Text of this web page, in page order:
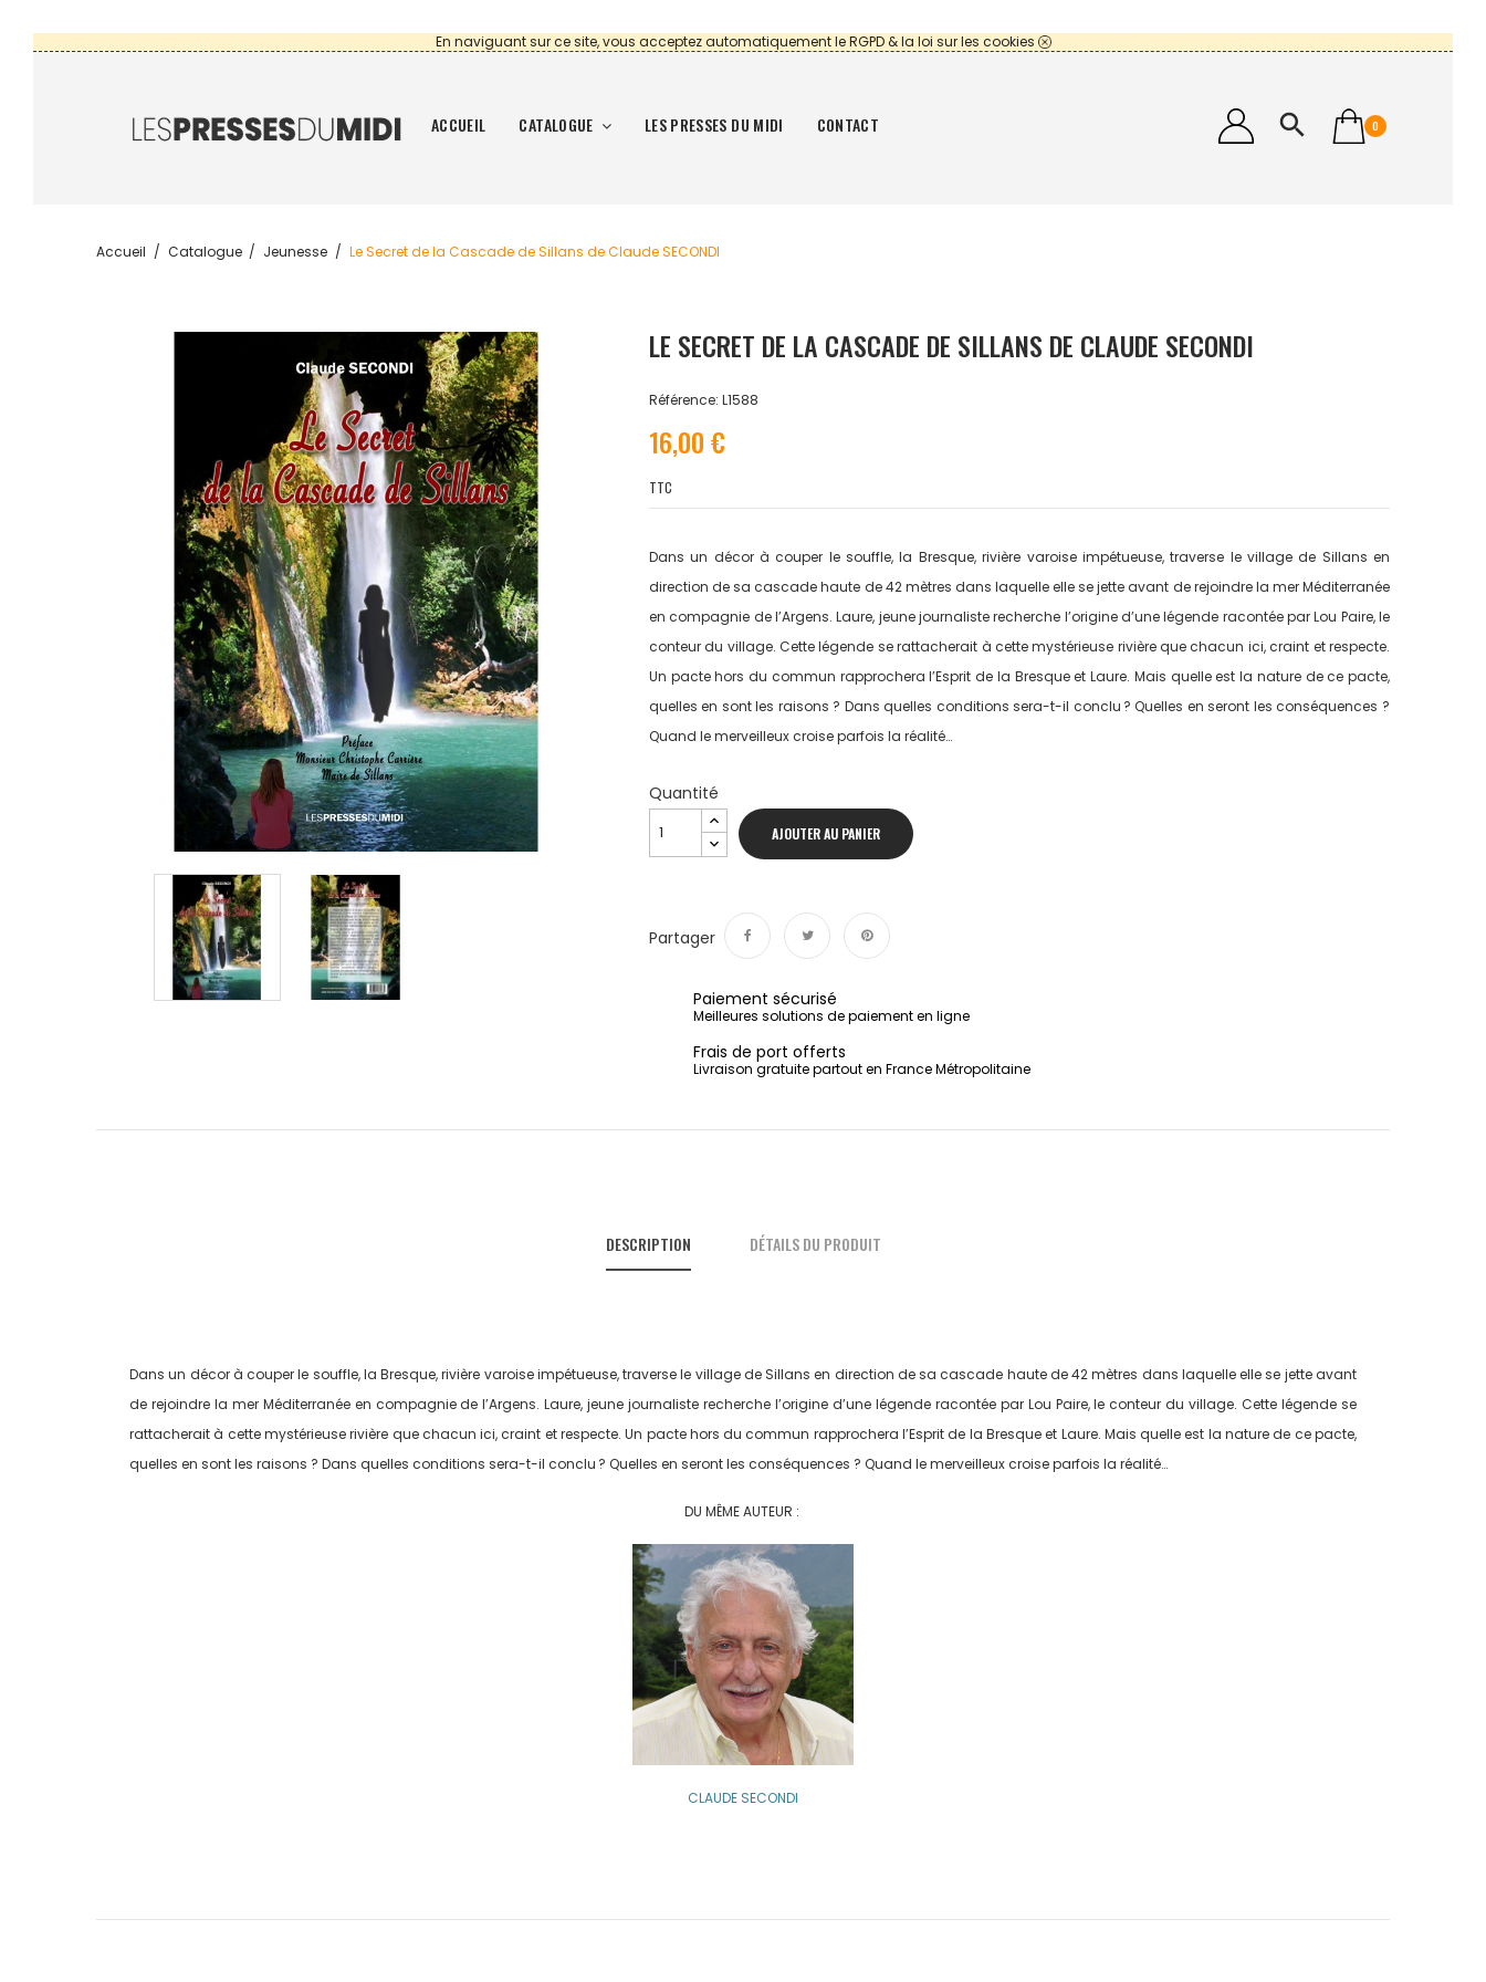
En naviguant sur ce site, vous acceptez automatiquement le RGPD & la loi sur les cookies
ACCUEIL CATALOGUE LES PRESSES DU MIDI CONTACT 0
search
Accueil Catalogue Jeunesse Le Secret de la Cascade de Sillans de Claude SECONDI
LE SECRET DE LA CASCADE DE SILLANS DE CLAUDE SECONDI
Référence: L1588
16,00 €
TTC
Dans un décor à couper le souffle, la Bresque, rivière varoise impétueuse, traverse le village de Sillans en
direction de sa cascade haute de 42 mètres dans laquelle elle se jette avant de rejoindre la mer Méditerranée
en compagnie de l’Argens. Laure, jeune journaliste recherche l’origine d’une légende racontée par Lou Paire, le
conteur du village. Cette légende se rattacherait à cette mystérieuse rivière que chacun ici, craint et respecte.
Un pacte hors du commun rapprochera l’Esprit de la Bresque et Laure. Mais quelle est la nature de ce pacte,
quelles en sont les raisons ? Dans quelles conditions sera-t-il conclu ? Quelles en seront les conséquences ?
Quand le merveilleux croise parfois la réalité…
Quantité
AJOUTER AU PANIER
Partager
Paiement sécurisé
Meilleures solutions de paiement en ligne
Frais de port offerts
Livraison gratuite partout en France Métropolitaine
DESCRIPTION DÉTAILS DU PRODUIT
Dans un décor à couper le souffle, la Bresque, rivière varoise impétueuse, traverse le village de Sillans en direction de sa cascade haute de 42 mètres dans laquelle elle se jette avant
de rejoindre la mer Méditerranée en compagnie de l’Argens. Laure, jeune journaliste recherche l’origine d’une légende racontée par Lou Paire, le conteur du village. Cette légende se
rattacherait à cette mystérieuse rivière que chacun ici, craint et respecte. Un pacte hors du commun rapprochera l’Esprit de la Bresque et Laure. Mais quelle est la nature de ce pacte,
quelles en sont les raisons ? Dans quelles conditions sera-t-il conclu ? Quelles en seront les conséquences ? Quand le merveilleux croise parfois la réalité…
DU MÊME AUTEUR :
CLAUDE SECONDI